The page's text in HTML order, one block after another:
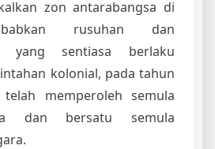
zon antarabangsa di
rusuhan dan
yang sentiasa berlaku
kolonial, pada tahun
memperoleh semula
dan bersatu semula